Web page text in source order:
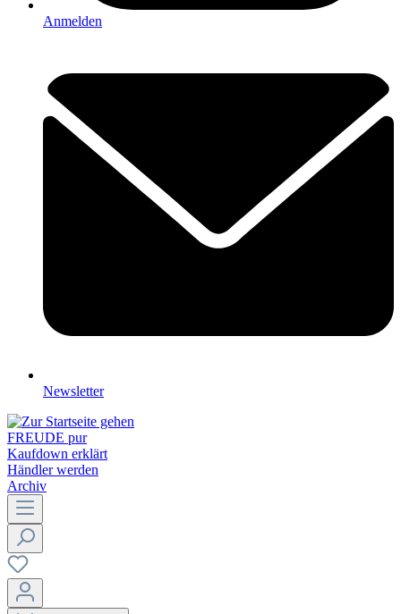
Anmelden
Newsletter
FREUDE pur
Kaufdown erklärt
Händler werden
Archiv